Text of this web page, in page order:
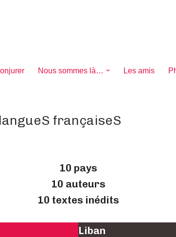
Nous sommes là… Les amis
françaiseS
10 pays
10 auteurs
10 textes inédits
Liban